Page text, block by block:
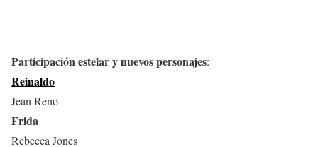
Participación estelar y nuevos personajes:
Reinaldo
Jean Reno
Frida
Rebecca Jones